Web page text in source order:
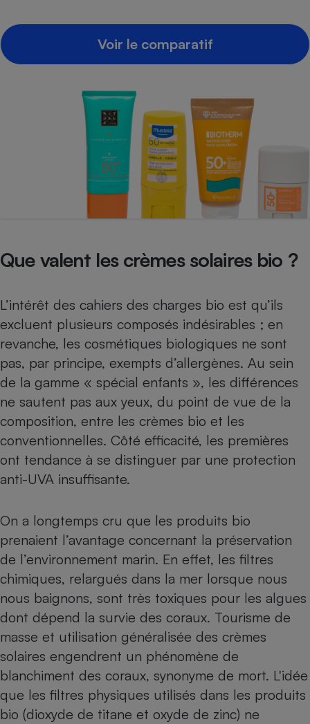
Voir le comparatif
Que valent les crèmes solaires bio ?
L’intérêt des cahiers des charges bio est qu’ils
excluent plusieurs composés indésirables ; en
revanche, les cosmétiques biologiques ne sont
pas, par principe, exempts d’allergènes. Au sein
de la gamme « spécial enfants », les différences
ne sautent pas aux yeux, du point de vue de la
composition, entre les crèmes bio et les
conventionnelles. Côté efficacité, les premières
ont tendance à se distinguer par une protection
anti-UVA insuffisante.
On a longtemps cru que les produits bio
prenaient l’avantage concernant la préservation
de l’environnement marin. En effet, les filtres
chimiques, relargués dans la mer lorsque nous
nous baignons, sont très toxiques pour les algues
dont dépend la survie des coraux. Tourisme de
masse et utilisation généralisée des crèmes
solaires engendrent un phénomène de
blanchiment des coraux, synonyme de mort. L'idée
que les filtres physiques utilisés dans les produits
bio (dioxyde de titane et oxyde de zinc) ne